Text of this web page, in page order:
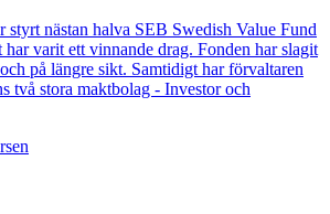
nästan halva SEB Swedish Value Fund
varit ett vinnande drag. Fonden har slagit
på längre sikt. Samtidigt har förvaltaren
två stora maktbolag - Investor och